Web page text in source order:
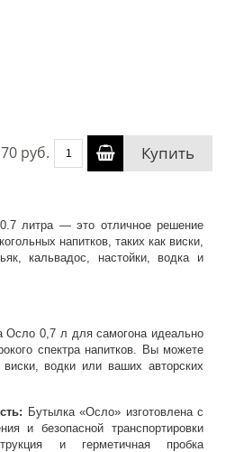
70 руб. Купить
литра — это отличное решение
напитков, таких как виски,
кальвадос, настойки, водка и
Осло 0,7 л для самогона идеально
спектра напитков. Вы можете
водки или ваших авторских
Бутылка «Осло» изготовлена с
и безопасной транспортировки
и герметичная пробка